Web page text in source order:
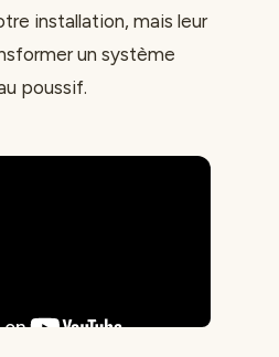
installation, mais leur
un système
poussif.